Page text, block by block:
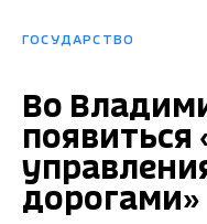
ГОСУДАРСТВО
Во
появиться
дорогами»